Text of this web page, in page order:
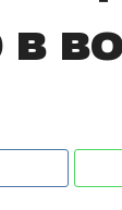
чем